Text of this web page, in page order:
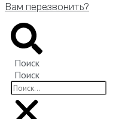
Вам перезвонить?
Поиск
Поиск